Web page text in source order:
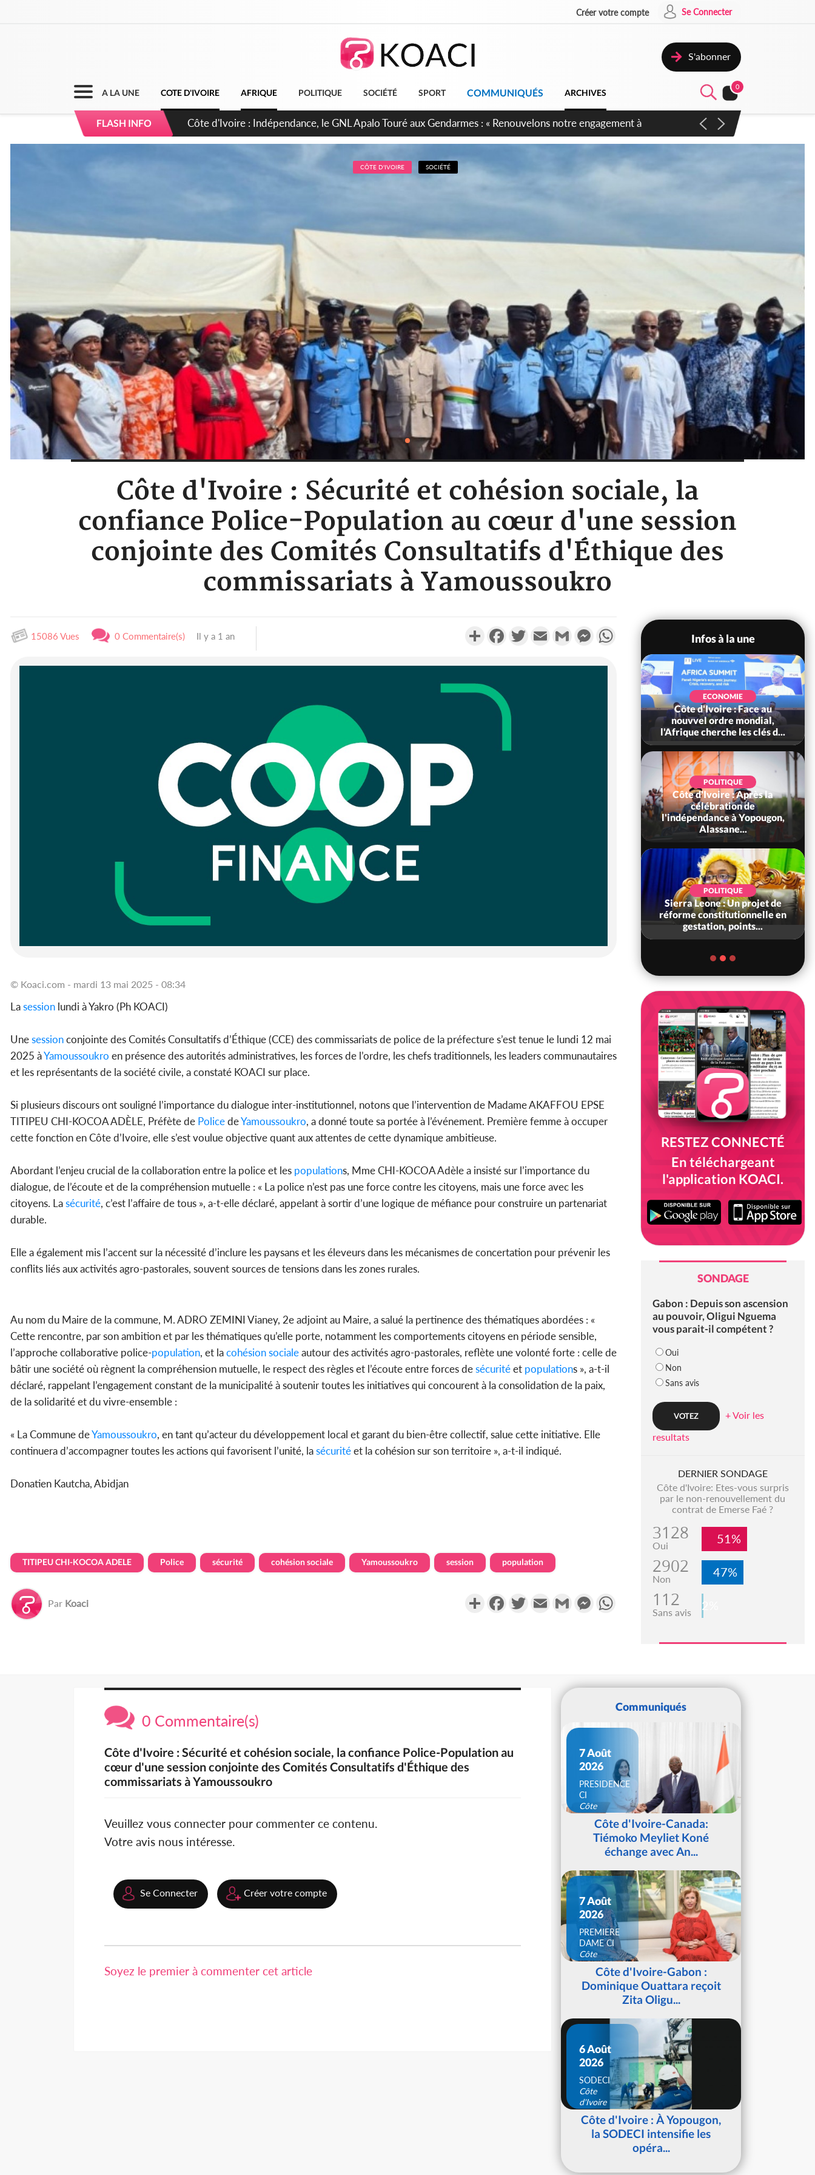
Créer votre compte Se Connecter
S'abonner
A LA UNE COTE D'IVOIRE AFRIQUE POLITIQUE SOCIÉTÉ SPORT COMMUNIQUÉS ARCHIVES
0
FLASH INFO
Sierra Leone : Un projet de réforme constitutionnelle en gestation, points clés des amendements, un exclu
d'avance
CÔTE D'IVOIRE SOCIÉTÉ
Côte d'Ivoire : Sécurité et cohésion sociale, la
confiance Police-Population au cœur d'une session
conjointe des Comités Consultatifs d'Éthique des
commissariats à Yamoussoukro
15086 Vues 0 Commentaire(s) Il y a 1 an PartagerFacebookTwitterEmail Gmail MessengerWhatsApp
© Koaci.com - mardi 13 mai 2025 - 08:34
Lasession lundi à Yakro (Ph KOACI)
Unesessionconjointe des Comités Consultatifs d’Éthique (CCE) des commissariats de police de la préfecture s’est tenue le lundi 12 mai
2025 àYamoussoukro en présence des autorités administratives, les forces de l’ordre, les chefs traditionnels, les leaders communautaires
et les représentants de la société civile, a constaté KOACI sur place.
Si plusieurs discours ont souligné l’importance du dialogue inter-institutionnel, notons que l’intervention de Madame AKAFFOU EPSE
TITIPEU CHI-KOCOA ADÈLE, Préfète de PolicedeYamoussoukro, a donné toute sa portée à l’événement. Première femme à occuper
cette fonction en Côte d’Ivoire, elle s’est voulue objective quant aux attentes de cette dynamique ambitieuse.
Abordant l’enjeu crucial de la collaboration entre la police et les populations, Mme CHI-KOCOA Adèle a insisté sur l’importance du
dialogue, de l’écoute et de la compréhension mutuelle : « La police n’est pas une force contre les citoyens, mais une force avec les
citoyens. Lasécurité, c’est l’affaire de tous », a-t-elle déclaré, appelant à sortir d’une logique de méfiance pour construire un partenariat
durable.
Elle a également mis l’accent sur la nécessité d’inclure les paysans et les éleveurs dans les mécanismes de concertation pour prévenir les
conflits liés aux activités agro-pastorales, souvent sources de tensions dans les zones rurales.
Au nom du Maire de la commune, M. ADRO ZEMINI Vianey, 2e adjoint au Maire, a salué la pertinence des thématiques abordées : «
Cette rencontre, par son ambition et par les thématiques qu’elle porte, notamment les comportements citoyens en période sensible,
l’approche collaborative police-population, et lacohésion socialeautour des activités agro-pastorales, reflète une volonté forte : celle de
bâtir une société où règnent la compréhension mutuelle, le respect des règles et l’écoute entre forces desécuritéet populations », a-t-il
déclaré, rappelant l’engagement constant de la municipalité à soutenir toutes les initiatives qui concourent à la consolidation de la paix,
de la solidarité et du vivre-ensemble :
« La Commune deYamoussoukro, en tant qu’acteur du développement local et garant du bien-être collectif, salue cette initiative. Elle
continuera d’accompagner toutes les actions qui favorisent l’unité, lasécuritéet la cohésion sur son territoire », a-t-il indiqué.
Donatien Kautcha, Abidjan
TITIPEU CHI-KOCOA ADELE Police sécurité cohésion sociale Yamoussoukro session population
Par Koaci PartagerFacebookTwitterEmail Gmail MessengerWhatsApp
Infos à la une
résiduels de cacao, des
sociétés coopératives et
ECONOMIE
Côte d'Ivoire : Face au
nouvvel ordre mondial,
l'Afrique cherche les clés d...
POLITIQUE
Côte d'Ivoire : Après la
célébration de
l'indépendance à Yopougon,
Alassane...
POLITIQUE
Sierra Leone : Un projet de
réforme constitutionnelle en
gestation, points...
RESTEZ CONNECTÉ
En téléchargeant
l'application KOACI.
SONDAGE
Gabon : Depuis son ascension
au pouvoir, Oligui Nguema
vous parait-il compétent ?
Oui
Non
Sans avis
+ Voir les
resultats
DERNIER SONDAGE
Côte d'Ivoire: Etes-vous surpris
par le non-renouvellement du
contrat de Emerse Faé ?
3128
Oui 51%
2902
Non 47%
112
Sans avis 2%
0 Commentaire(s)
Côte d'Ivoire : Sécurité et cohésion sociale, la confiance Police-Population au
cœur d'une session conjointe des Comités Consultatifs d'Éthique des
commissariats à Yamoussoukro
Veuillez vous connecter pour commenter ce contenu.
Votre avis nous intéresse.
Se Connecter Créer votre compte
Soyez le premier à commenter cet article
Communiqués
7 Août
2026
PRESIDENCE
CI
Côte
d'IvoireCôte d'Ivoire-Canada:
Tiémoko Meyliet Koné
échange avec An...
7 Août
2026
PREMIERE
DAME CI
Côte
d'IvoireCôte d'Ivoire-Gabon :
Dominique Ouattara reçoit
Zita Oligu...
6 Août
2026
SODECI
Côte
d'Ivoire
Côte d'Ivoire : À Yopougon,
la SODECI intensifie les
opéra...